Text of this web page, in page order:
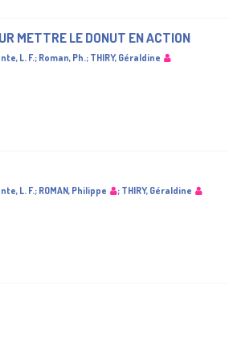
METTRE LE DONUT EN ACTION
L. F.; Roman, Ph.; THIRY, Géraldine
L. F.; ROMAN, Philippe ; THIRY, Géraldine